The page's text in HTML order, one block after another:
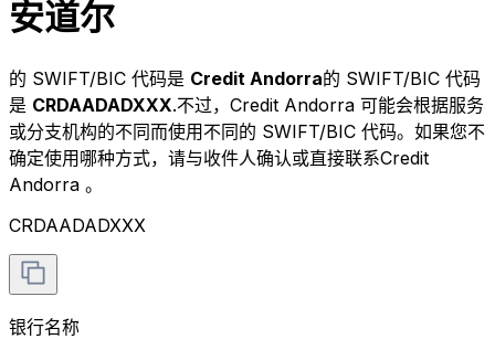
安道尔
的 SWIFT/BIC 代码是 Credit Andorra的 SWIFT/BIC 代码
是 CRDAADADXXX.不过，Credit Andorra 可能会根据服务
或分支机构的不同而使用不同的 SWIFT/BIC 代码。如果您不
确定使用哪种方式，请与收件人确认或直接联系Credit
Andorra 。
CRDAADADXXX
银行名称